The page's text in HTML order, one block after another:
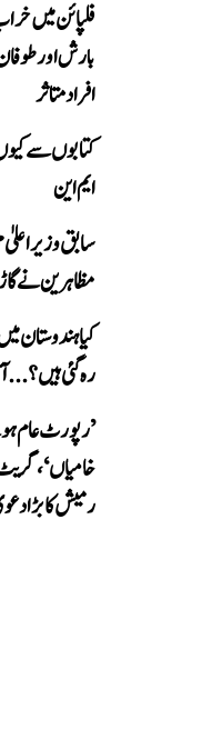
فلپائن میں
افراد متاثر
کتابوں سے
ایم این
سابق وزیر اعلیٰ
مظاہرین نے
کیا ہندوستان
رہ گئی
’رپورٹ عام
خامیاں‘،
رمیش کا بڑا